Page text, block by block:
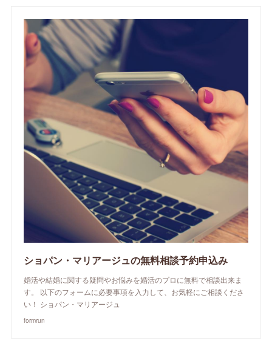
ショパン・マリアージュの無料相談予約申込み
婚活や結婚に関する疑問やお悩みを婚活のプロに無料で相談出来ま
す。 以下のフォームに必要事項を入力して、お気軽にご相談くださ
い！ ショパン・マリアージュ
formrun